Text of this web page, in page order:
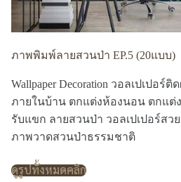
ภาพพิมพ์ลายสวนป่า EP.5 (20แบบ)
Wallpaper Decoration วอลเปเปอร์
ภายในบ้าน ตกแต่งห้องนอน ตกแต่
รับแขก ลายสวนป่า วอลเปเปอร์สว
ภาพวาดสวนป่าธรรมชาติ
ดูรูปทั้งหมดคลิก